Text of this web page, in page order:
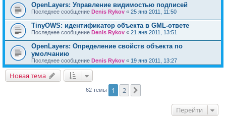
OpenLayers: Управление видимостью подписей
Последнее сообщение Denis Rykov « 25 янв 2011, 11:50
TinyOWS: идентификатор объекта в GML-ответе
Последнее сообщение Denis Rykov « 21 янв 2011, 13:51
OpenLayers: Определение свойств объекта по
умолчанию
Последнее сообщение Denis Rykov « 19 янв 2011, 13:27
Новая тема
62 темы 1 2
Перейти